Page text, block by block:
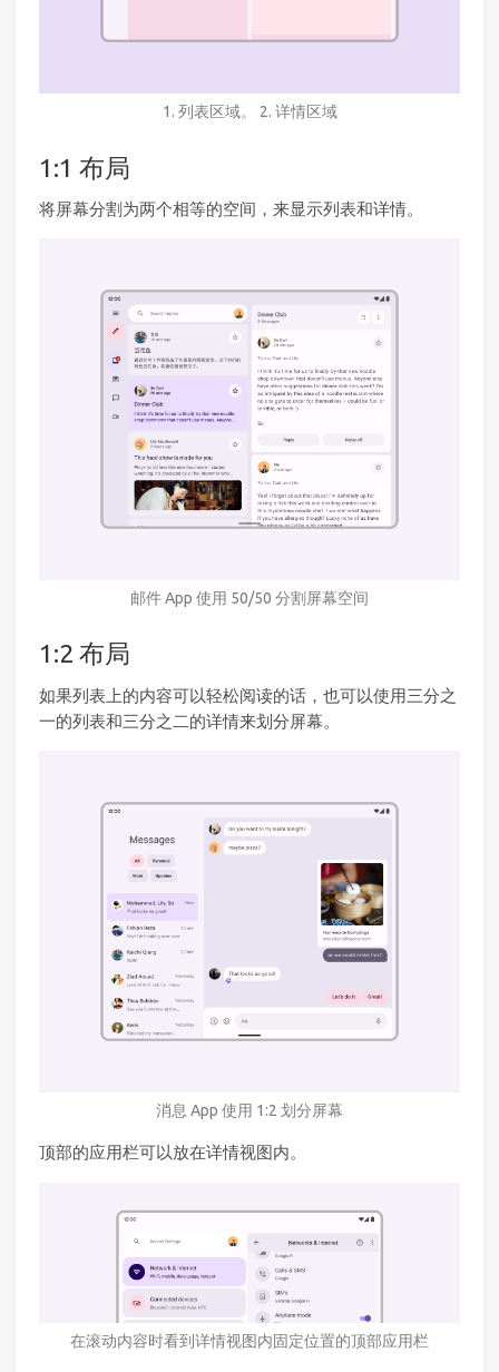
1. 列表区域。 2. 详情区域
1:1 布局
将屏幕分割为两个相等的空间，来显示列表和详情。
邮件 App 使用 50/50 分割屏幕空间
1:2 布局
如果列表上的内容可以轻松阅读的话，也可以使用三分之
一的列表和三分之二的详情来划分屏幕。
消息 App 使用 1:2 划分屏幕
顶部的应用栏可以放在详情视图内。
在滚动内容时看到详情视图内固定位置的顶部应用栏